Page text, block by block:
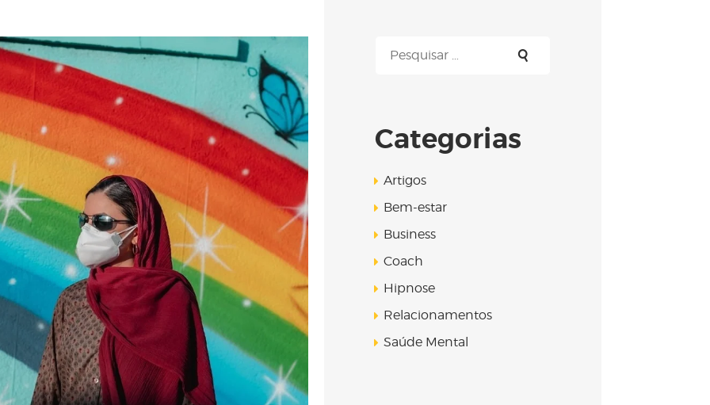
Categorias
Artigos
Bem-estar
Business
Coach
Hipnose
Relacionamentos
Saúde Mental